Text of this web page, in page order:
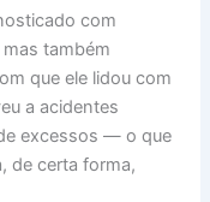
com
também
que ele lidou com
a acidentes
excessos — o que
de certa forma,